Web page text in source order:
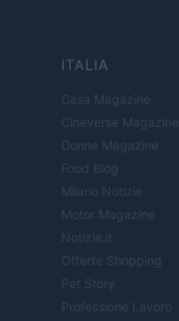
ITALIA
Casa Magazine
Cineverse Magazine
Donne Magazine
Food Blog
Milano Notizie
Motor Magazine
Notizie.it
Offerte Shopping
Pet Story
Professione Lavoro